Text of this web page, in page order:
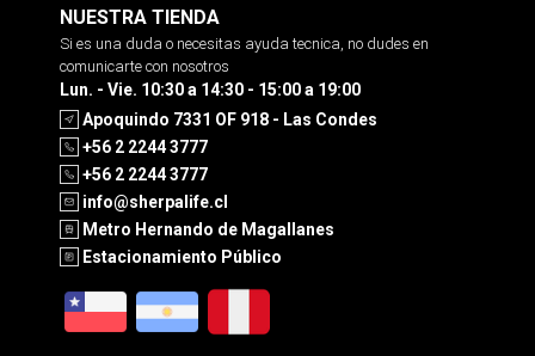
NUESTRA TIENDA
Si es una duda o necesitas ayuda tecnica, no dudes en
comunicarte con nosotros
Lun. - Vie. 10:30 a 14:30 - 15:00 a 19:00
Apoquindo 7331 OF 918 - Las Condes
+56 2 2244 3777
+56 2 2244 3777
info@sherpalife.cl
Metro Hernando de Magallanes
Estacionamiento Público